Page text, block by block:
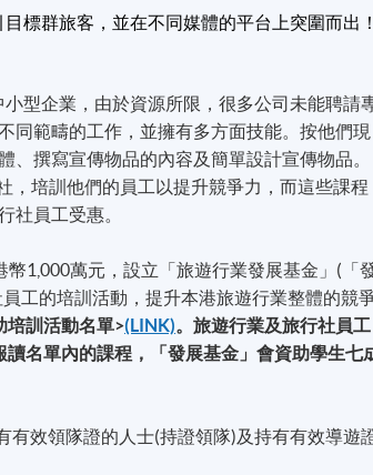
目標群旅客， 並在不同媒體的平台上突圍而出
型企業，由於資源所限，很多公司未能聘請
同範疇的工作，並擁有多方面技能。按他們現
撰寫宣傳物品的內容及簡單設計宣傳物品。
，培訓他們的員工以提升競爭力，而這些課程
社員工受惠。
1,000萬元，設立「旅遊行業發展基金」(「
工的培訓活動，提升本港旅遊行業整體的競
培訓活動名單>(LINK) 。旅遊行業及旅行社員工
名單內的課程，「發展基金」會資助學生七
有效領隊證的人士(持證領隊)及持有有效導遊